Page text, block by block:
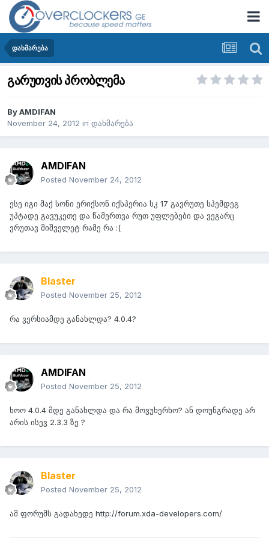
დახმარება
გარუთვის პრობლემა
ByAMDIFAN
November 24, 2012 in დახმარება
AMDIFAN
Posted November 24, 2012
ესე იგი მაქ სონი ერიქსონ იქსპერია სკ 17 გავრუთე სჰემდეგ
უპტადე გავუკეთე და წამერთვა რუთ უფლებები და ვეგარც
ვრუთავ მიშველეტ რამე რა :(
Blaster
Posted November 25, 2012
რა ვერსიამდე განახლდა? 4.0.4?
AMDIFAN
Posted November 25, 2012
ხოო 4.0.4 მდე განახლდა და რა მოვუხერხო? ან დოუნგრადე არ
არის ისევ 2.3.3 ზე ?
Blaster
Posted November 25, 2012
ამ ფორუმს გადახედე http://forum.xda-developers.com/